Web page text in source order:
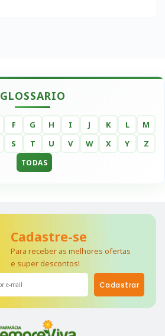
GLOSSARIO
F G H I J K L
M
S T U V W X Y Z
TODAS
Cadastre-se
Para receber as melhores ofertas
e super descontos!
Cadastrar